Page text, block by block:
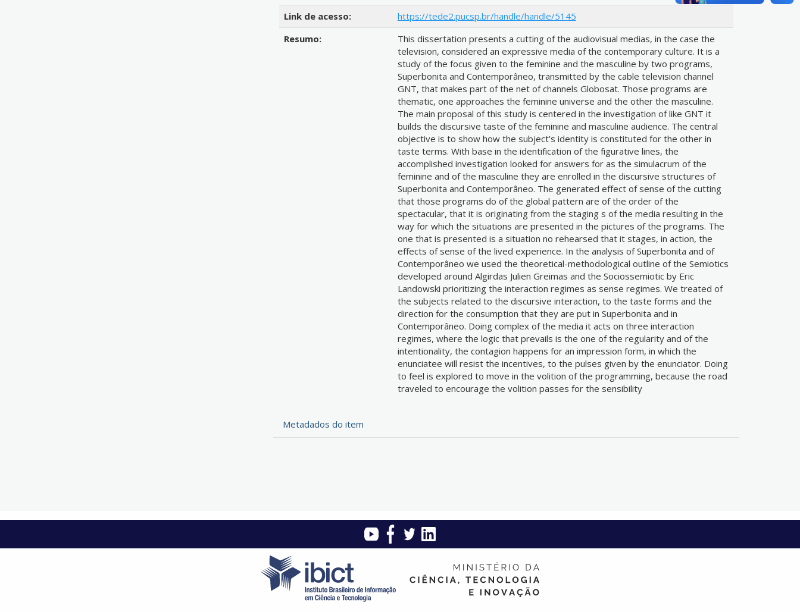
Link de acesso:
https://tede2.pucsp.br/handle/handle/5145
Resumo:
This dissertation presents a cutting of the audiovisual medias, in the case the
television, considered an expressive media of the contemporary culture. It is a
study of the focus given to the feminine and the masculine by two programs,
Superbonita and Contemporâneo, transmitted by the cable television channel
GNT, that makes part of the net of channels Globosat. Those programs are
thematic, one approaches the feminine universe and the other the masculine.
The main proposal of this study is centered in the investigation of like GNT it
builds the discursive taste of the feminine and masculine audience. The central
objective is to show how the subject's identity is constituted for the other in
taste terms. With base in the identification of the figurative lines, the
accomplished investigation looked for answers for as the simulacrum of the
feminine and of the masculine they are enrolled in the discursive structures of
Superbonita and Contemporâneo. The generated effect of sense of the cutting
that those programs do of the global pattern are of the order of the
spectacular, that it is originating from the staging s of the media resulting in the
way for which the situations are presented in the pictures of the programs. The
one that is presented is a situation no rehearsed that it stages, in action, the
effects of sense of the lived experience. In the analysis of Superbonita and of
Contemporâneo we used the theoretical-methodological outline of the Semiotics
developed around Algirdas Julien Greimas and the Sociossemiotic by Eric
Landowski prioritizing the interaction regimes as sense regimes. We treated of
the subjects related to the discursive interaction, to the taste forms and the
direction for the consumption that they are put in Superbonita and in
Contemporâneo. Doing complex of the media it acts on three interaction
regimes, where the logic that prevails is the one of the regularity and of the
intentionality, the contagion happens for an impression form, in which the
enunciatee will resist the incentives, to the pulses given by the enunciator. Doing
to feel is explored to move in the volition of the programming, because the road
traveled to encourage the volition passes for the sensibility
Metadados do item